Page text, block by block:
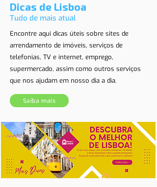
Dicas de Lisboa
Tudo de mais atual
Encontre aqui dicas úteis sobre sites de
arrendamento de imóveis, serviços de
telefonias, TV e internet, emprego,
supermercado, assim como outros serviços
que nos ajudam em nosso dia a dia.
Saiba mais